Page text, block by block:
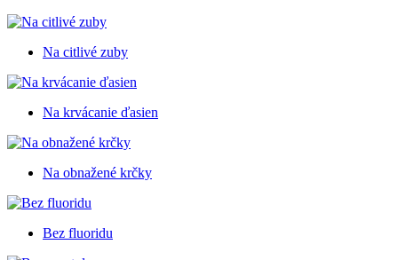
Na citlivé zuby
Na krvácanie ďasien
Na obnažené krčky
Bez fluoridu